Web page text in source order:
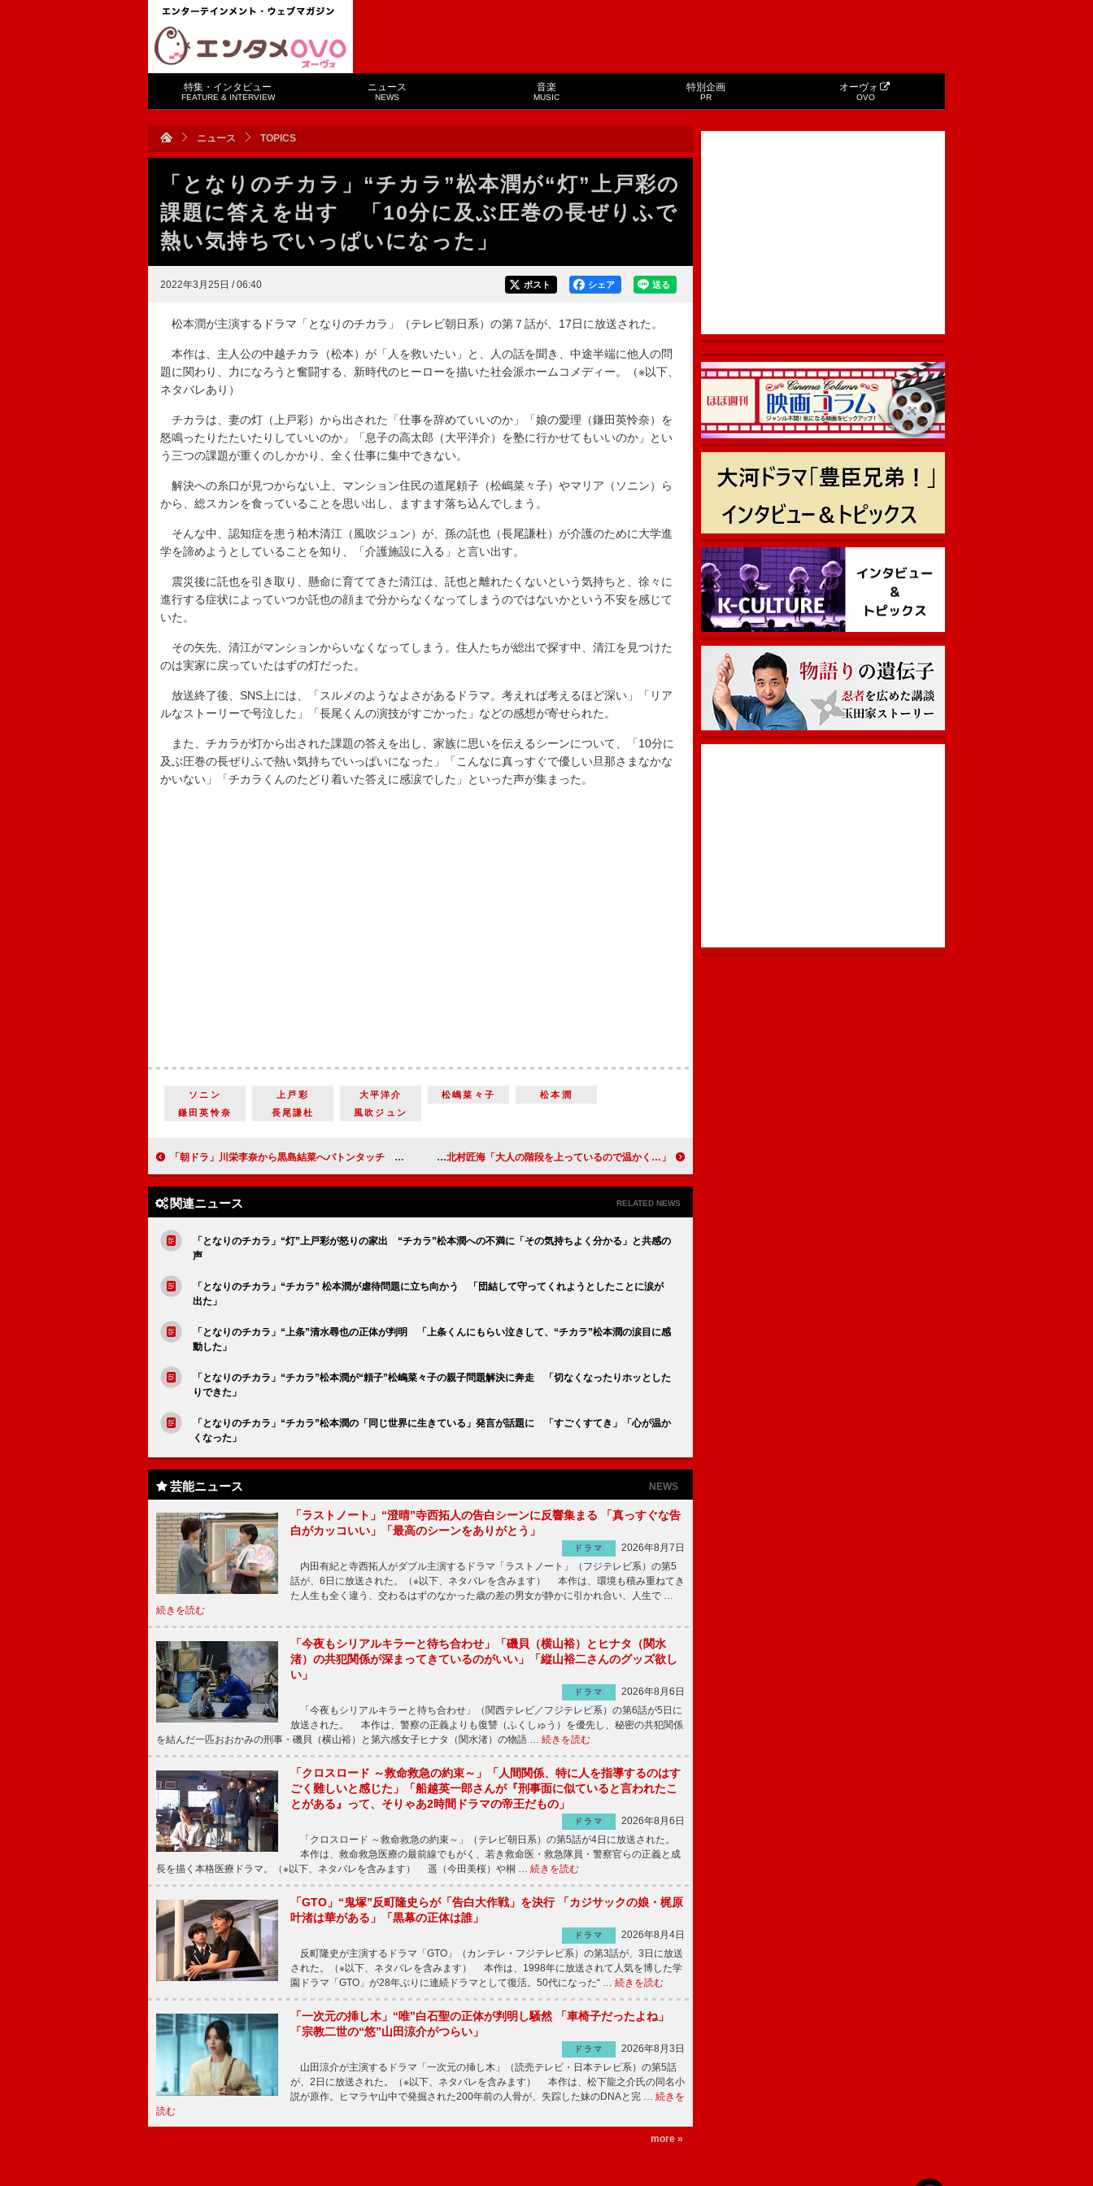
特集・インタビュー
FEATURE & INTERVIEW
ニュース
NEWS
音楽
MUSIC
特別企画
PR
オーヴォ
OVO
ニュース TOPICS
「となりのチカラ」“チカラ”松本潤が“灯”上戸彩の
課題に答えを出す 「10分に及ぶ圧巻の長ぜりふで
熱い気持ちでいっぱいになった」
2022年3月25日 / 06:40 送る
シェア
ポスト
松本潤が主演するドラマ「となりのチカラ」（テレビ朝日系）の第７話が、17日に放送された。
本作は、主人公の中越チカラ（松本）が「人を救いたい」と、人の話を聞き、中途半端に他人の問
題に関わり、力になろうと奮闘する、新時代のヒーローを描いた社会派ホームコメディー。（※以下、
ネタバレあり）
チカラは、妻の灯（上戸彩）から出された「仕事を辞めていいのか」「娘の愛理（鎌田英怜奈）を
怒鳴ったりたたいたりしていいのか」「息子の高太郎（大平洋介）を塾に行かせてもいいのか」とい
う三つの課題が重くのしかかり、全く仕事に集中できない。
解決への糸口が見つからない上、マンション住民の道尾頼子（松嶋菜々子）やマリア（ソニン）ら
から、総スカンを食っていることを思い出し、ますます落ち込んでしまう。
そんな中、認知症を患う柏木清江（風吹ジュン）が、孫の託也（長尾謙杜）が介護のために大学進
学を諦めようとしていることを知り、「介護施設に入る」と言い出す。
震災後に託也を引き取り、懸命に育ててきた清江は、託也と離れたくないという気持ちと、徐々に
進行する症状によっていつか託也の顔まで分からなくなってしまうのではないかという不安を感じて
いた。
その矢先、清江がマンションからいなくなってしまう。住人たちが総出で探す中、清江を見つけた
のは実家に戻っていたはずの灯だった。
放送終了後、SNS上には、「スルメのようなよさがあるドラマ。考えれば考えるほど深い」「リア
ルなストーリーで号泣した」「長尾くんの演技がすごかった」などの感想が寄せられた。
また、チカラが灯から出された課題の答えを出し、家族に思いを伝えるシーンについて、「10分に
及ぶ圧巻の長ぜりふで熱い気持ちでいっぱいになった」「こんなに真っすぐで優しい旦那さまなかな
かいない」「チカラくんのたどり着いた答えに感涙でした」といった声が集まった。
ソニン 上戸彩 大平洋介 松嶋菜々子
松本潤
鎌田英怜奈
長尾謙杜 風吹ジュン
「朝ドラ」川栄李奈から黒島結菜へバトンタッチ 川栄「最終週は、えっと驚くような怒濤の展開」 阿部寛、娘から「彼氏ができた」と言われた父親に同情 北村匠海「大人の階段を上っているので温かく…」
関連ニュース RELATED NEWS
「となりのチカラ」“灯”上戸彩が怒りの家出 “チカラ”松本潤への不満に「その気持ちよく分かる」と共感の
声
「となりのチカラ」“チカラ” 松本潤が虐待問題に立ち向かう 「団結して守ってくれようとしたことに涙が
出た」
「となりのチカラ」“上条”清水尋也の正体が判明 「上条くんにもらい泣きして、“チカラ”松本潤の涙目に感
動した」
「となりのチカラ」“チカラ”松本潤が“頼子”松嶋菜々子の親子問題解決に奔走 「切なくなったりホッとした
りできた」
「となりのチカラ」“チカラ”松本潤の「同じ世界に生きている」発言が話題に 「すごくすてき」「心が温か
くなった」
芸能ニュース NEWS
「ラストノート」“澄晴”寺西拓人の告白シーンに反響集まる 「真っすぐな告
白がカッコいい」「最高のシーンをありがとう」
ドラマ
2026年8月7日
内田有紀と寺西拓人がダブル主演するドラマ「ラストノート」（フジテレビ系）の第5
話が、6日に放送された。（※以下、ネタバレを含みます） 本作は、環境も積み重ねてき
た人生も全く違う、交わるはずのなかった歳の差の男女が静かに引かれ合い、人生で …
続きを読む
「今夜もシリアルキラーと待ち合わせ」「磯貝（横山裕）とヒナタ（関水
渚）の共犯関係が深まってきているのがいい」「縦山裕二さんのグッズ欲し
い」
ドラマ
2026年8月6日
「今夜もシリアルキラーと待ち合わせ」（関西テレビ／フジテレビ系）の第6話が5日に
放送された。 本作は、警察の正義よりも復讐（ふくしゅう）を優先し、秘密の共犯関係
を結んだ一匹おおかみの刑事・磯貝（横山裕）と第六感女子ヒナタ（関水渚）の物語 … 続きを読む
「クロスロード ～救命救急の約束～」「人間関係、特に人を指導するのはす
ごく難しいと感じた」「船越英一郎さんが『刑事面に似ていると言われたこ
とがある』って、そりゃあ2時間ドラマの帝王だもの」
ドラマ
2026年8月6日
「クロスロード ～救命救急の約束～」（テレビ朝日系）の第5話が4日に放送された。
本作は、救命救急医療の最前線でもがく、若き救命医・救急隊員・警察官らの正義と成
長を描く本格医療ドラマ。（※以下、ネタバレを含みます） 遥（今田美桜）や桐 … 続きを読む
「GTO」“鬼塚”反町隆史らが「告白大作戦」を決行 「カジサックの娘・梶原
叶渚は華がある」「黒幕の正体は誰」
ドラマ
2026年8月4日
反町隆史が主演するドラマ「GTO」（カンテレ・フジテレビ系）の第3話が、3日に放送
された。（※以下、ネタバレを含みます） 本作は、1998年に放送されて人気を博した学
園ドラマ「GTO」が28年ぶりに連続ドラマとして復活。50代になった“ … 続きを読む
「一次元の挿し木」“唯”白石聖の正体が判明し騒然 「車椅子だったよね」
「宗教二世の“悠”山田涼介がつらい」
ドラマ
2026年8月3日
山田涼介が主演するドラマ「一次元の挿し木」（読売テレビ・日本テレビ系）の第5話
が、2日に放送された。（※以下、ネタバレを含みます） 本作は、松下龍之介氏の同名小
説が原作。ヒマラヤ山中で発掘された200年前の人骨が、失踪した妹のDNAと完 … 続きを
読む
more »